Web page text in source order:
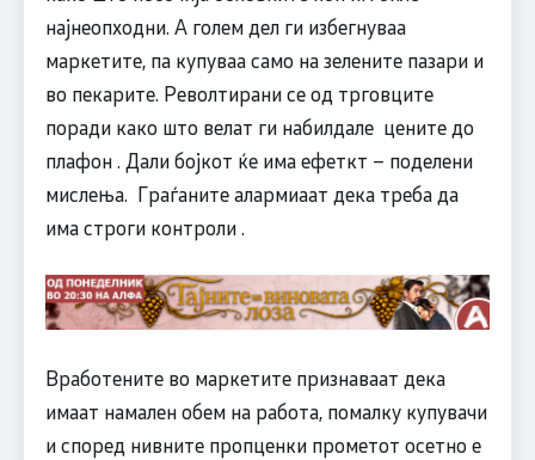
најнеопходни. А голем дел ги избегнуваа
маркетите, па купуваа само на зелените пазари и
во пекарите. Револтирани се од трговците
поради како што велат ги набилдале цените до
плафон . Дали бојкот ќе има ефеткт – поделени
мислења. Граѓаните алармиаат дека треба да
има строги контроли .
Вработените во маркетите признаваат дека
имаат намален обем на работа, помалку купувачи
и според нивните пропценки прометот осетно е